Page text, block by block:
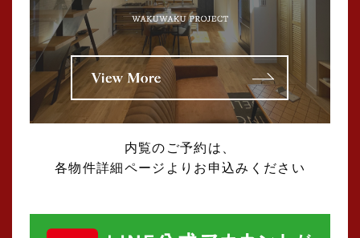
2025年03月 (5)
2025年02月 (2)
2025年01月 (5)
2024年12月 (1)
2024年11月 (2)
内覧のご予約は、
各物件詳細ページよりお申込みください